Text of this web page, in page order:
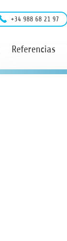
Referencias
+34 988 68 21 97